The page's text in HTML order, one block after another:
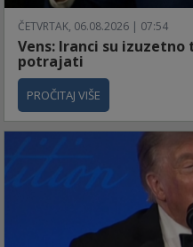
ČETVRTAK, 06.08.2026 | 07:54
Vens: Iranci su
potrajati
PROČITAJ VIŠE